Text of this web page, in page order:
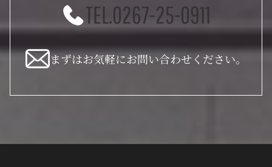
TEL.0267-25-0911
まずはお気軽にお問い合わせください。